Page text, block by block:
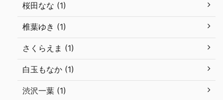
桜田なな (1)
椎葉ゆき (1)
さくらえま (1)
白玉もなか (1)
渋沢一葉 (1)